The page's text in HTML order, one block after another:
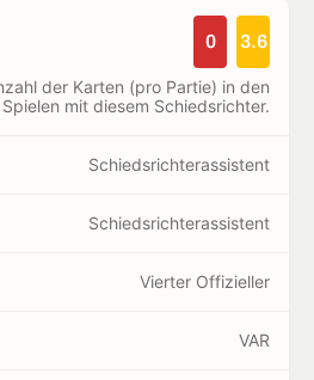
0 3.6
der Karten (pro Partie) in den
mit diesem Schiedsrichter.
Schiedsrichterassistent
Schiedsrichterassistent
Vierter Offizieller
VAR